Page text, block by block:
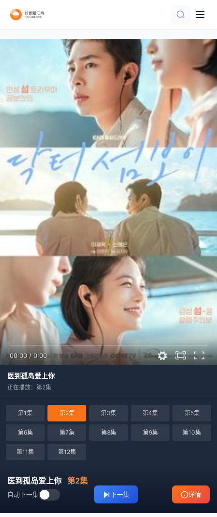
00:00/0:00
医到孤岛爱上你
正在播放：第2集
第1集 第2集 第3集 第4集 第5集
第6集 第7集 第8集 第9集 第10集
第11集 第12集
医到孤岛爱上你 第2集
自动下一集 下一集 详情
已完结
全12集
全22集
第10集完结
第10集完结
更新至第30集
已完结 共6集
全集
已完结
全集